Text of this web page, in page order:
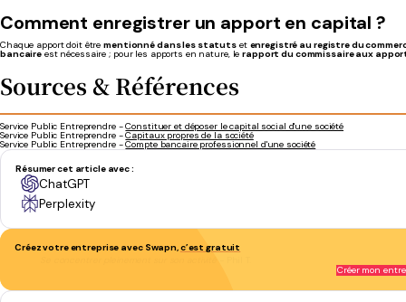
Comment enregistrerun apport en capital ?
Chaque apport doit êtrementionné dans les statuts et enregistré au registre du
bancaire est nécessaire ; pour les apports en nature, lerapport du commissaire aux
Sources & Références
Service Public Entreprendre -Constituer et déposer le capital social d'une société
Service Public Entreprendre -Capitaux propres de la société
Service Public Entreprendre -Compte bancaire professionnel d'une société
Résumer cet article avec :
ChatGPT
Perplexity
Créez votre entreprise avec Swapn,c’est gratuit
Créer mon